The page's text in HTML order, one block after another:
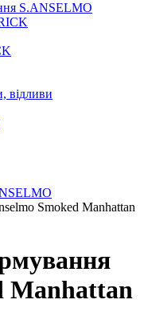
S.ANSELMO
відливи
Smoked Manhattan
Manhattan